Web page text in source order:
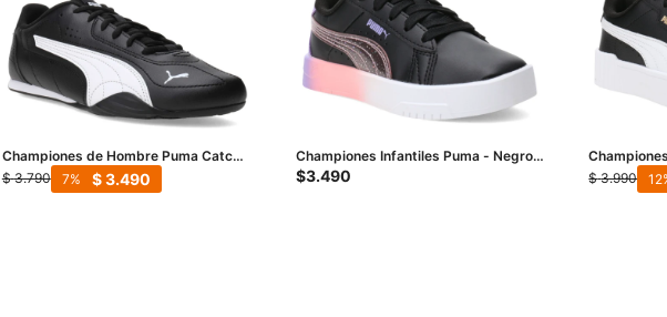
Championes de Hombre Puma Catch -
Negro - Blanco
$ 3.790 $3.490
7
Championes Infantiles Puma - Negro -
Rosa - Violeta
$3.490
3.0 - Negro
$ 3.990 12